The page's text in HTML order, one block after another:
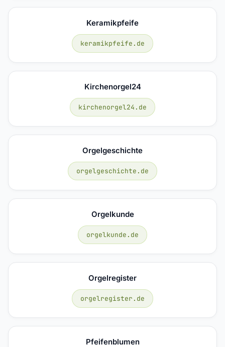
Keramikpfeife
keramikpfeife.de
Kirchenorgel24
kirchenorgel24.de
Orgelgeschichte
orgelgeschichte.de
Orgelkunde
orgelkunde.de
Orgelregister
orgelregister.de
Pfeifenblumen